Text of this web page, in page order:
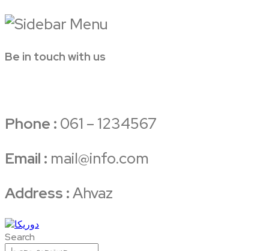
Be in touch with us
Phone : 061 – 1234567
Email : mail@info.com
Address :Ahvaz
Search